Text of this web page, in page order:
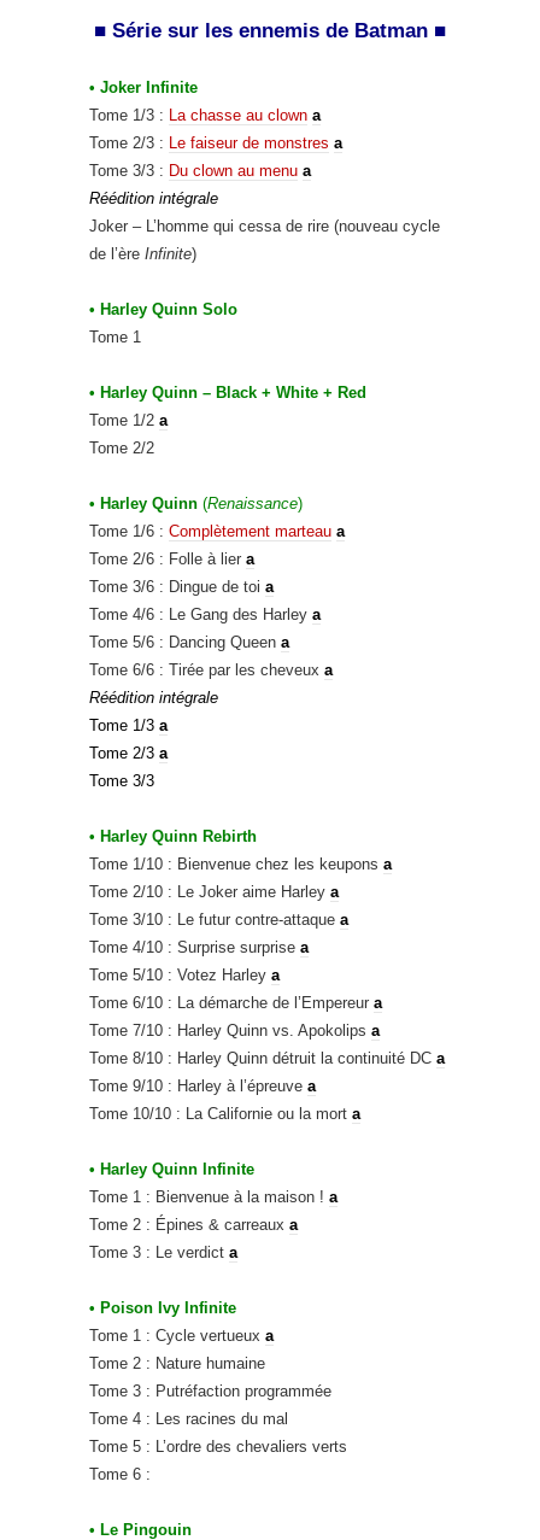
■ Série sur les ennemis de Batman ■
• Joker Infinite
Tome 1/3 : La chasse au clown a
Tome 2/3 : Le faiseur de monstres a
Tome 3/3 : Du clown au menu a
Réédition intégrale
Joker – L’homme qui cessa de rire (nouveau cycle
de l’ère Infinite)
• Harley Quinn Solo
Tome 1
• Harley Quinn – Black + White + Red
Tome 1/2 a
Tome 2/2
• Harley Quinn (Renaissance)
Tome 1/6 : Complètement marteau a
Tome 2/6 : Folle à lier a
Tome 3/6 : Dingue de toi a
Tome 4/6 : Le Gang des Harley a
Tome 5/6 : Dancing Queen a
Tome 6/6 : Tirée par les cheveux a
Réédition intégrale
Tome 1/3 a
Tome 2/3 a
Tome 3/3
• Harley Quinn Rebirth
Tome 1/10 : Bienvenue chez les keupons a
Tome 2/10 : Le Joker aime Harley a
Tome 3/10 : Le futur contre-attaque a
Tome 4/10 : Surprise surprise a
Tome 5/10 : Votez Harley a
Tome 6/10 : La démarche de l’Empereur a
Tome 7/10 : Harley Quinn vs. Apokolips a
Tome 8/10 : Harley Quinn détruit la continuité DC a
Tome 9/10 : Harley à l’épreuve a
Tome 10/10 : La Californie ou la mort a
• Harley Quinn Infinite
Tome 1 : Bienvenue à la maison ! a
Tome 2 : Épines & carreaux a
Tome 3 : Le verdict a
• Poison Ivy Infinite
Tome 1 : Cycle vertueux a
Tome 2 : Nature humaine
Tome 3 : Putréfaction programmée
Tome 4 : Les racines du mal
Tome 5 : L’ordre des chevaliers verts
Tome 6 :
• Le Pingouin